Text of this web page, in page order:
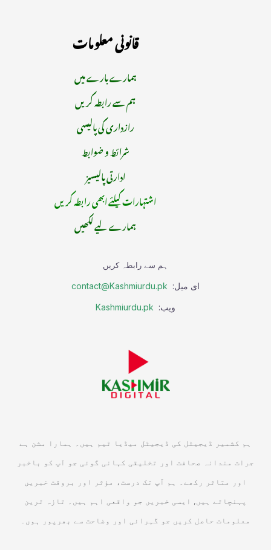
قانونی معلومات
ہمارے بارے میں
ہم سے رابطہ کریں
رازداری کی پالیسی
شرائط و ضوابط
ادارتی پالیسیز
اشتہارات کیلئے ابھی رابطہ کریں
ہمارے لیے لکھیں
ہم سے رابطہ کریں
ای میل: contact@Kashmiurdu.pk
ویب: Kashmiurdu.pk
ہم کشمیر ڈیجیٹل کی ڈیجیٹل میڈیا ٹیم ہیں۔ ہمارا مشن ہے
جرات مندانہ صحافت اور تخلیقی کہانی گوئی جو آپ کو باخبر
اور متاثر رکھے۔ ہم آپ تک درست، مؤثر اور بروقت خبریں
پہنچاتے ہیں, ایسی خبریں جو واقعی اہم ہیں۔ تازہ ترین
معلومات حاصل کریں جو گہرائی اور وضاحت سے بھرپور ہوں۔